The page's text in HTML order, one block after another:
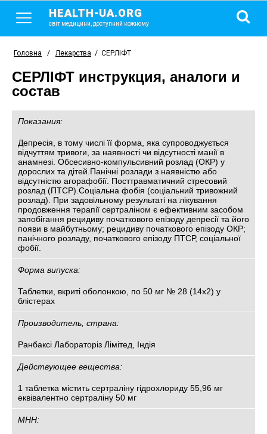
HEALTH-UA.ORG
світ медицини, доступний кожному
Головна / Лекарства / СЕРЛІФТ
СЕРЛІФТ инструкция, аналоги и
состав
Показания:
Депресія, в тому числі її форма, яка супроводжується
відчуттям тривоги, за наявності чи відсутності манії в
анамнезі. Обсесивно-компульсивний розлад (ОКР) у
дорослих та дітей.Панічні розлади з наявністю або
відсутністю агорафобії. Посттравматичний стресовий
розлад (ПТСР).Соціальна фобія (соціальний тривожний
розлад). При задовільному результаті на лікування
продовження терапії сертраліном є ефективним засобом
запобігання рецидиву початкового епізоду депресії та його
появи в майбутньому; рецидиву початкового епізоду ОКР;
панічного розладу, початкового епізоду ПТСР, соціальної
фобії.
Форма випуска:
Таблетки, вкриті оболонкою, по 50 мг № 28 (14х2) у
блістерах
Производитель, страна:
Ранбаксі Лабораторіз Лімітед, Індія
Действующее вещества:
1 таблетка містить сертраліну гідрохлориду 55,96 мг
еквівалентно сертраліну 50 мг
МНН: